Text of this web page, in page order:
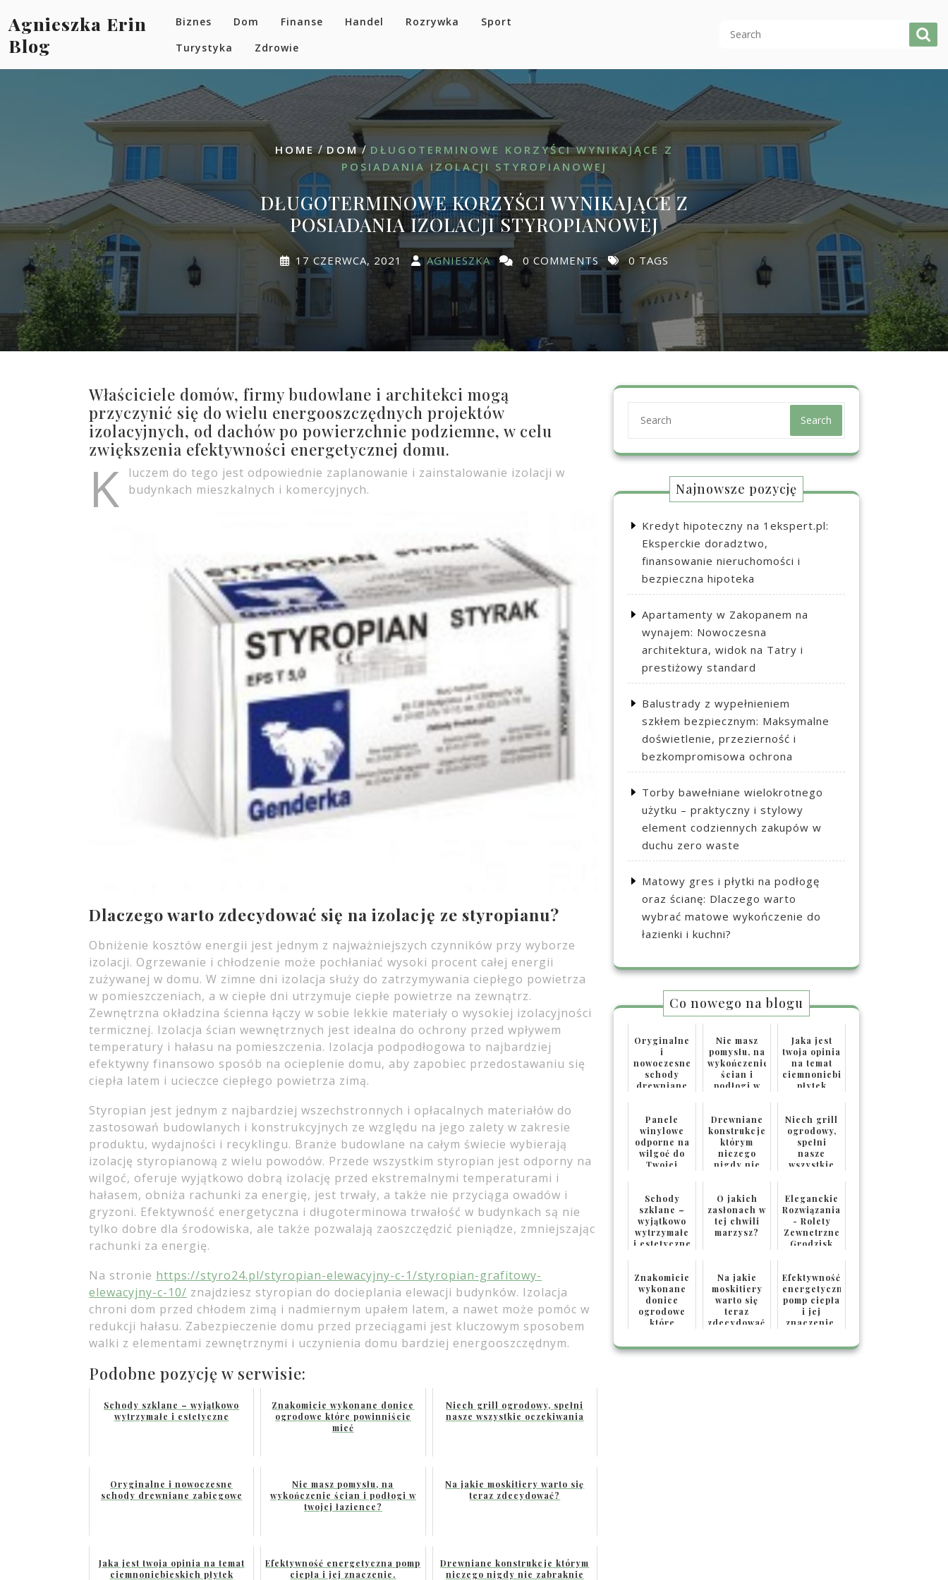
to
content
Agnieszka Erin
Blog
Biznes Dom Finanse Handel Rozrywka
Sport
Turystyka
Zdrowie
HOME/DOM/ DŁUGOTERMINOWE KORZYŚCI WYNIKAJĄCE Z
POSIADANIA IZOLACJI STYROPIANOWEJ
DŁUGOTERMINOWE KORZYŚCI WYNIKAJĄCE Z
POSIADANIA IZOLACJI STYROPIANOWEJ
17 CZERWCA, 2021 AGNIESZKA 0 COMMENTS 0 TAGS
Właściciele domów, firmy budowlane i architekci mogą
przyczynić się do wielu energooszczędnych projektów
izolacyjnych, od dachów po powierzchnie podziemne, w celu
zwiększenia efektywności energetycznej domu.
K
luczem do tego jest odpowiednie zaplanowanie i zainstalowanie izolacji w
budynkach mieszkalnych i komercyjnych.
Dlaczego warto zdecydować się na izolację ze styropianu?
Obniżenie kosztów energii jest jednym z najważniejszych czynników przy wyborze
izolacji. Ogrzewanie i chłodzenie może pochłaniać wysoki procent całej energii
zużywanej w domu. W zimne dni izolacja służy do zatrzymywania ciepłego powietrza
w pomieszczeniach, a w ciepłe dni utrzymuje ciepłe powietrze na zewnątrz.
Zewnętrzna okładzina ścienna łączy w sobie lekkie materiały o wysokiej izolacyjności
termicznej. Izolacja ścian wewnętrznych jest idealna do ochrony przed wpływem
temperatury i hałasu na pomieszczenia. Izolacja podpodłogowa to najbardziej
efektywny finansowo sposób na ocieplenie domu, aby zapobiec przedostawaniu się
ciepła latem i ucieczce ciepłego powietrza zimą.
Styropian jest jednym z najbardziej wszechstronnych i opłacalnych materiałów do
zastosowań budowlanych i konstrukcyjnych ze względu na jego zalety w zakresie
produktu, wydajności i recyklingu. Branże budowlane na całym świecie wybierają
izolację styropianową z wielu powodów. Przede wszystkim styropian jest odporny na
wilgoć, oferuje wyjątkowo dobrą izolację przed ekstremalnymi temperaturami i
hałasem, obniża rachunki za energię, jest trwały, a także nie przyciąga owadów i
gryzoni. Efektywność energetyczna i długoterminowa trwałość w budynkach są nie
tylko dobre dla środowiska, ale także pozwalają zaoszczędzić pieniądze, zmniejszając
rachunki za energię.
Na stronie https://styro24.pl/styropian-elewacyjny-c-1/styropian-grafitowy-
elewacyjny-c-10/ znajdziesz styropian do docieplania elewacji budynków. Izolacja
chroni dom przed chłodem zimą i nadmiernym upałem latem, a nawet może pomóc w
redukcji hałasu. Zabezpieczenie domu przed przeciągami jest kluczowym sposobem
walki z elementami zewnętrznymi i uczynienia domu bardziej energooszczędnym.
Podobne pozycję w serwisie:
Schody szklane – wyjątkowo
wytrzymałe i estetyczne
Znakomicie wykonane donice
ogrodowe które powinniście
mieć
Niech grill ogrodowy, spełni
nasze wszystkie oczekiwania
Oryginalne i nowoczesne
schody drewniane zabiegowe
Nie masz pomysłu, na
wykończenie ścian i podłogi w
twojej łazience?
Na jakie moskitiery warto się
teraz zdecydować?
Jaka jest twoja opinia na temat
ciemnoniebieskich płytek
Efektywność energetyczna pomp
ciepła i jej znaczenie.
Drewniane konstrukcje którym
niczego nigdy nie zabraknie
Search
Najnowsze pozycję
Kredyt hipoteczny na 1ekspert.pl:
Eksperckie doradztwo,
finansowanie nieruchomości i
bezpieczna hipoteka
Apartamenty w Zakopanem na
wynajem: Nowoczesna
architektura, widok na Tatry i
prestiżowy standard
Balustrady z wypełnieniem
szkłem bezpiecznym: Maksymalne
doświetlenie, przezierność i
bezkompromisowa ochrona
Torby bawełniane wielokrotnego
użytku – praktyczny i stylowy
element codziennych zakupów w
duchu zero waste
Matowy gres i płytki na podłogę
oraz ścianę: Dlaczego warto
wybrać matowe wykończenie do
łazienki i kuchni?
Co nowego na blogu
Oryginalne
i
nowoczesne
schody
drewniane
Nie masz
pomysłu, na
wykończenie
ścian i
podłogi w
Jaka jest
twoja opinia
na temat
ciemnoniebieskich
płytek
Panele
winylowe
odporne na
wilgoć do
Twojej
Drewniane
konstrukcje
którym
niczego
nigdy nie
Niech grill
ogrodowy,
spełni
nasze
wszystkie
Schody
szklane –
wyjątkowo
wytrzymałe
i estetyczne
O jakich
zasłonach w
tej chwili
marzysz?
Eleganckie
Rozwiązania
- Rolety
Zewnetrzne
Grodzisk
Charakterem
Znakomicie
wykonane
donice
ogrodowe
które
mieć
Na jakie
moskitiery
warto się
teraz
zdecydować?
Efektywność
energetyczna
pomp ciepła
i jej
znaczenie.